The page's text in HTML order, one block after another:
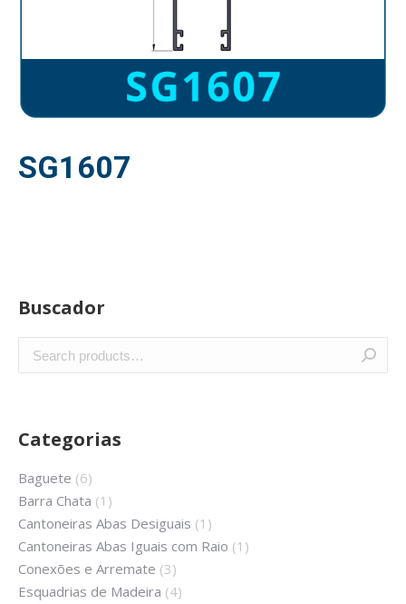
SG1607
Buscador
Categorias
Baguete (6)
Barra Chata (1)
Cantoneiras Abas Desiguais (1)
Cantoneiras Abas Iguais com Raio (1)
Conexões e Arremate (3)
Esquadrias de Madeira (4)